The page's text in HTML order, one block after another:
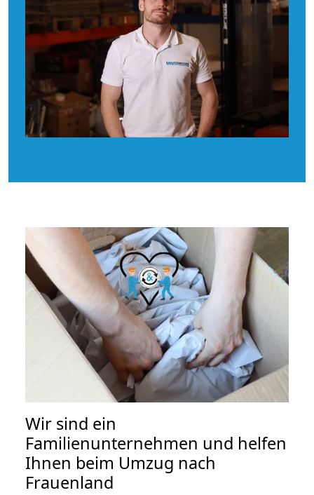
Wir sind ein
Familienunternehmen und helfen
Ihnen beim Umzug nach
Frauenland